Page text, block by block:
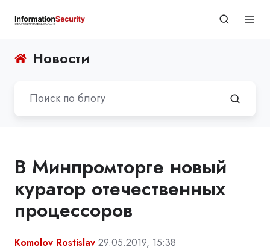
Новости
В Минпромторге новый
куратор отечественных
процессоров
Komolov Rostislav 29.05.2019, 15:38